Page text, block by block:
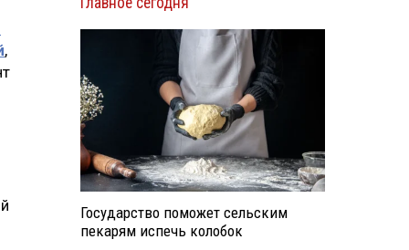
,
Государство поможет сельским
пекарям испечь колобок